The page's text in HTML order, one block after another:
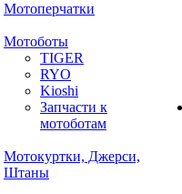
Мотоперчатки
Мотоботы
TIGER
RYO
Kioshi
Запчасти к
мотоботам
Мотокуртки, Джерси,
Штаны